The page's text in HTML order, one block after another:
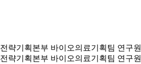
전략기획본부 바이오의료기획팀 연구원
전략기획본부 바이오의료기획팀 연구원